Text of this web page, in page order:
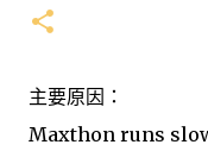
主要原因：
Maxthon runs